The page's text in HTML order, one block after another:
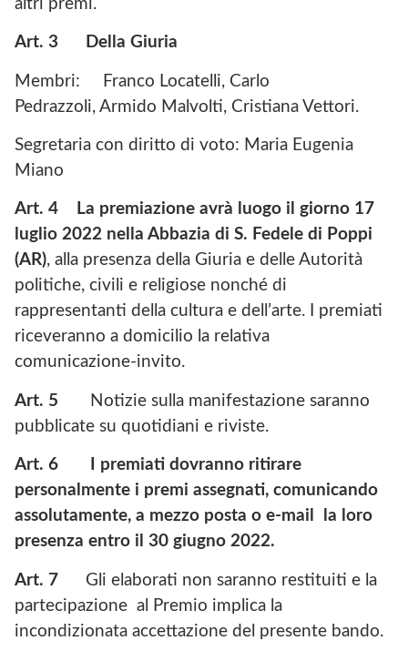
altri premi.
Art. 3 Della Giuria
Membri: Franco Locatelli, Carlo
Pedrazzoli, Armido Malvolti, Cristiana Vettori.
Segretaria con diritto di voto: Maria Eugenia
Miano
Art. 4
La premiazione avrà luogo il giorno 17
luglio 2022 nella Abbazia di S. Fedele di Poppi
(AR), alla presenza della Giuria e delle Autorità
politiche, civili e religiose nonché di
rappresentanti della cultura e dell’arte. I premiati
riceveranno a domicilio la relativa
comunicazione-invito.
Art. 5 Notizie sulla manifestazione saranno
pubblicate su quotidiani e riviste.
Art. 6
I premiati dovranno ritirare
personalmente i premi assegnati, comunicando
assolutamente, a mezzo posta o e-mail la loro
presenza entro il 30 giugno 2022.
Art. 7
Gli elaborati non saranno restituiti e la
partecipazione al Premio implica la
incondizionata accettazione del presente bando.